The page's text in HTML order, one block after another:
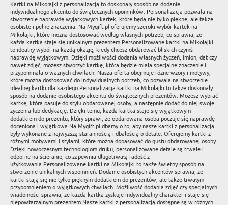
Kartki na Mikołajki z personalizacją to doskonały sposób na dodanie
indywidualnego akcentu do świątecznych upominków. Personalizacja pozwala na
stworzenie naprawdę wyjątkowych kartek, które będą nie tylko piękne, ale także
osobiste i pełne znaczenia. Na Mygift.pl oferujemy szeroki wybór kartek na
Mikołajki, które można dostosować według własnych potrzeb, co sprawia, że
każda kartka staje się unikalnym prezentem.Personalizowane kartki na Mikołajki
to idealny wybór na każdą okazję, kiedy chcesz obdarować bliskich czymś
naprawdę wyjątkowym. Dzięki możliwości dodania własnych życzeń, imion, dat czy
nawet zdjęć, możesz stworzyć kartkę, która będzie miała specjalne znaczenie i
przypominała o ważnych chwilach. Nasza oferta obejmuje różne wzory i motywy,
które można dostosować do indywidualnych potrzeb, co pozwala na stworzenie
idealnej kartki dla każdego.Personalizacja kartki na Mikołajki to także doskonały
sposób na dodanie osobistego akcentu do świątecznych prezentów. Możesz wybrać
kartkę, która pasuje do stylu obdarowanej osoby, a następnie dodać do niej swoje
życzenia lub dedykację. Dzięki temu, każda kartka staje się wyjątkowym
dodatkiem do prezentu, który sprawi, że obdarowana osoba poczuje się naprawdę
doceniona i wyjątkowa.Na Mygift.pl dbamy o to, aby nasze kartki z personalizacją
były wykonane z najwyższą starannością i dbałością o detale. Oferujemy kartki z
różnymi motywami i stylami, które można dopasować do gustu obdarowanej osoby.
Dzięki nowoczesnym technologiom druku, personalizowane detale są trwałe i
odporne na ścieranie, co zapewnia długotrwałą radość z
użytkowania.Personalizowane kartki na Mikołajki to także świetny sposób na
stworzenie unikalnych wspomnień. Dodanie osobistych akcentów sprawia, że
kartki stają się nie tylko pięknym dodatkiem do prezentów, ale także trwałym
przypomnieniem o wyjątkowych chwilach. Możliwość dodania zdjęć czy specjalnych
wiadomości sprawia, że każda kartka zyskuje indywidualny charakter i staje się
niepowtarzalnym prezentem.Nasze kartki z personalizacją dostępne są w różnych